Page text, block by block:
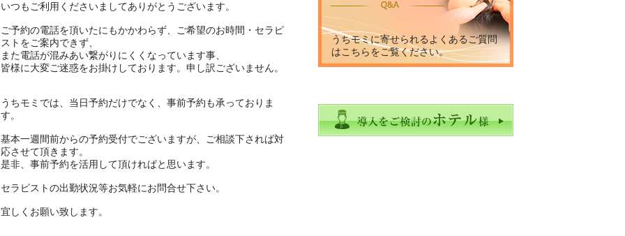
いつもご利用くださいましてありがとうございます。
ご予約の電話を頂いたにもかかわらず、ご希望のお時間・セラピ
ストをご案内できず、
また電話が混みあい繋がりにくくなっています事、
皆様に大変ご迷惑をお掛けしております。申し訳ございません。
うちモミでは、当日予約だけでなく、事前予約も承っておりま
す。
基本一週間前からの予約受付でございますが、ご相談下されば対
応させて頂きます。
是非、事前予約を活用して頂ければと思います。
セラピストの出勤状況等お気軽にお問合せ下さい。
宜しくお願い致します。
うちモミに寄せられるよくあるご質問
はこちらをご覧ください。